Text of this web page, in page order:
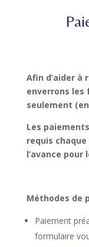
Afin d’aider à
enverrons les
seulement
Les
requis
l’avance pour
Méthodes de
Paiement
formulaire